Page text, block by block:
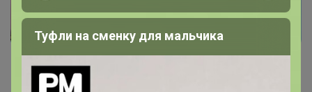
Туфли на сменку для мальчика